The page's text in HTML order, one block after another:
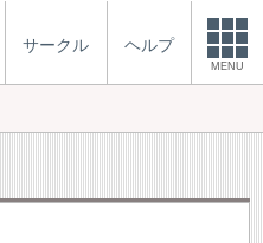
サークル ヘルプ
MENU